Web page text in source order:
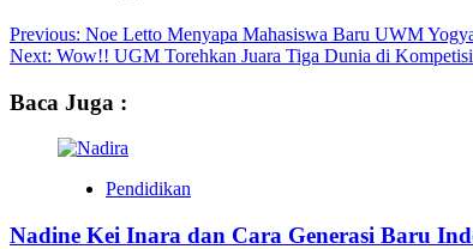
Previous: Noe Letto Menyapa Mahasiswa Baru UWM
Next: Wow!! UGM Torehkan Juara Tiga Dunia di
Baca Juga :
Pendidikan
Nadine Kei Inara dan Cara Generasi Baru